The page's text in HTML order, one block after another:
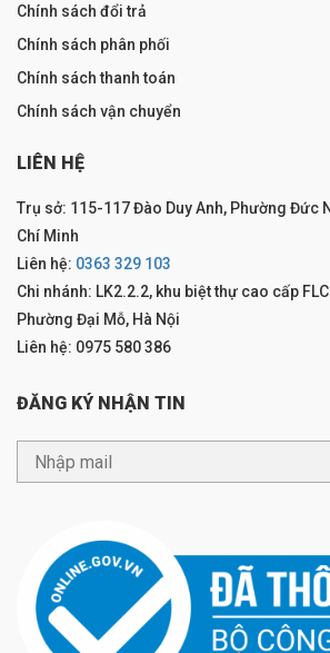
Chính sách đổi trả
Chính sách phân phối
Chính sách thanh toán
Chính sách vận chuyển
LIÊN HỆ
Trụ sở: 115-117 Đào Duy Anh, Phường Đức
Chí Minh
Liên hệ: 0363 329 103
Chi nhánh: LK2.2.2, khu biệt thự cao cấp
Phường Đại Mỗ, Hà Nội
Liên hệ: 0975 580 386
ĐĂNG KÝ NHẬN TIN